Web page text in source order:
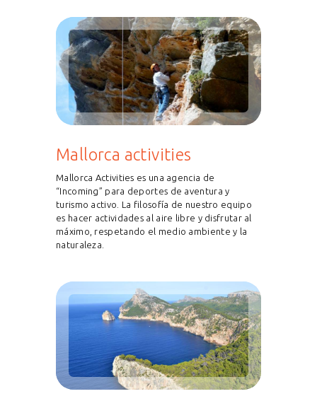
Mallorca activities
Mallorca Activities es una agencia de
“Incoming” para deportes de aventura y
turismo activo. La filosofía de nuestro equipo
es hacer actividades al aire libre y disfrutar al
máximo, respetando el medio ambiente y la
naturaleza.